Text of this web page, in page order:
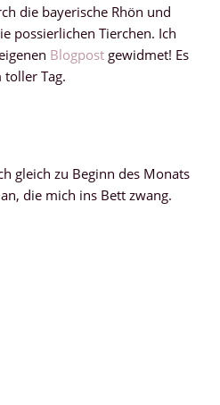
die bayerische Rhön und
possierlichen Tierchen. Ich
Blogpostgewidmet! Es
Tag.
gleich zu Beginn des Monats
die mich ins Bett zwang.